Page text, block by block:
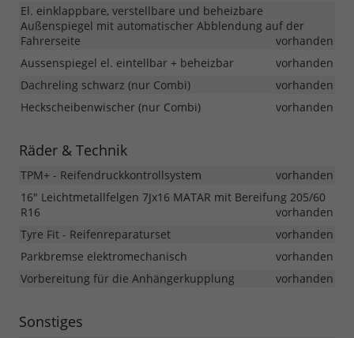
El. einklappbare, verstellbare und beheizbare
Außenspiegel mit automatischer Abblendung auf der
Fahrerseite
vorhanden
Aussenspiegel el. eintellbar + beheizbar
vorhanden
Dachreling schwarz (nur Combi)
vorhanden
Heckscheibenwischer (nur Combi)
vorhanden
Räder & Technik
TPM+ - Reifendruckkontrollsystem
vorhanden
16" Leichtmetallfelgen 7Jx16 MATAR mit Bereifung 205/60
R16
vorhanden
Tyre Fit - Reifenreparaturset
vorhanden
Parkbremse elektromechanisch
vorhanden
Vorbereitung für die Anhängerkupplung
vorhanden
Sonstiges